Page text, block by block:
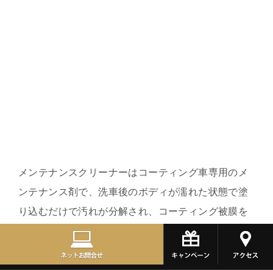
メンテナンスクリーナーはコーティング車専用のメ
ンテナンス剤で、洗車後のボディが濡れた状態で塗
り込むだけで汚れが分解され、コーティング被膜を
良好な状態に保ってくれます。
ボディに付着したシミや油汚れを瞬時に分解し、水